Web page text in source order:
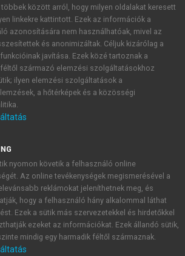
hozzáférés
a MeRSZ újdonságairól, akcióiról.
az Akadémiai Kiadó Zrt. újdonságairól,
között arról, hogy milyen oldalakat keresett
linkekre kattintott. Ezek az információk a
azonosítására nem használhatóak, mivel az
és anonimizáltak. Céljuk kizárólag a
javítása. Ezek közé tartoznak a
féltől származó elemzési szolgáltatásokhoz
ilyen elemzési szolgáltatások a
a hőtérképek és a közösségi
nyomon követik a felhasználó online
Az online tevékenységek megismerésével a
reklámokat jeleníthetnek meg, és
hogy a felhasználó hány alkalommal láthat
Ezek a sütik más szervezetekkel és hirdetőkkel
ezeket az információkat. Ezek állandó sütik,
mindig egy harmadik féltől származnak.